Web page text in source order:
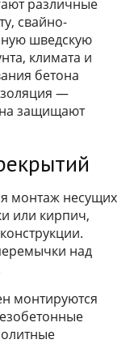
различные
свайно-
шведскую
климата и
бетона
—
защищают
монтаж несущих
или кирпич,
над
монтируются